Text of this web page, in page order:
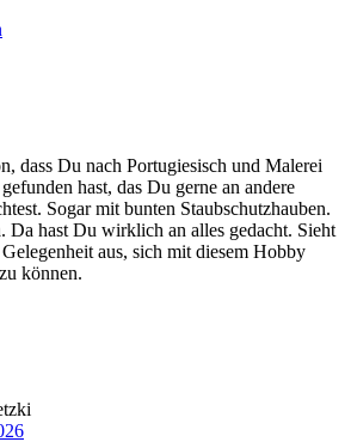
dass Du nach Portugiesisch und Malerei
hast, das Du gerne an andere
Sogar mit bunten Staubschutzhauben.
Da hast Du wirklich an alles gedacht. Sieht
aus, sich mit diesem Hobby
können.